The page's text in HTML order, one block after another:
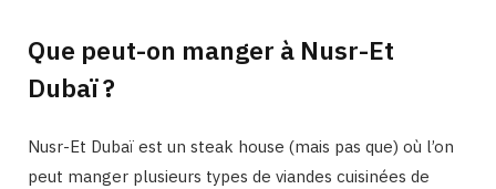
Que peut-on manger à Nusr-Et
Dubaï ?
Nusr-Et Dubaï est un steak house (mais pas que) où l’on
peut manger plusieurs types de viandes cuisinées de